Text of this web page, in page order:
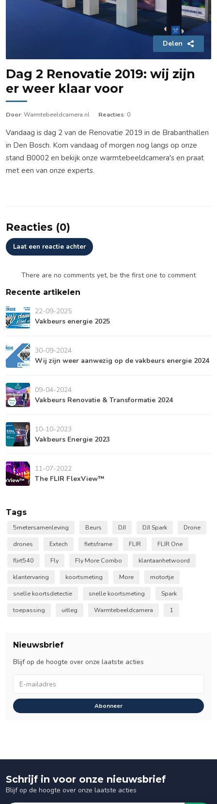
Delen
Dag 2 Renovatie 2019: wij zijn
er weer klaar voor
Door: Warmtebeeldcamera.nl Reacties: 0
Vandaag is dag 2 van de Renovatie 2019 in de Brabanthallen
in Den Bosch. Kom vandaag of morgen nog langs op onze
stand B0002 en bekijk onze warmtebeeldcamera's en praat
met een van onze experts.
Reacties (0)
Laat een reactie achter
There are no comments yet, be the first one to comment
Recente artikelen
22-09-2025
Vakbeurs energie 2025
30-09-2024
Wij zijn weer aanwezig op de vakbeurs energie 2024
09-04-2024
Vakbeurs Renovatie & Transformatie 2024
10-10-2023
Vakbeurs Energie 2023
11-07-2022
The FLIR FlexView™
Tags
5metersamenleving Beurs DJI DJI Spark
Drone
drones
Extech fietsframe FLIR
FLIR One
flirt540
Fly Fly More Combo
klantaanhetwoord
klantervaring
koortsmeting More
motortje
snelle koortsdetectie
snelle koortsmeting
Spark
toepassing
uitleg Warmtebeeldcamera 1
Nieuwsbrief
Blijf op de hoogte over onze laatste acties
Abonneer
Schrijf in voor onze nieuwsbrief
Blijf op de hoogte over onze laatste acties